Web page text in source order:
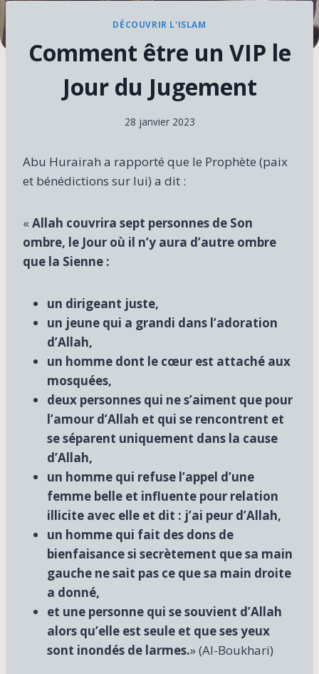
DÉCOUVRIR L'ISLAM
Comment être un VIP le
Jour du Jugement
28 janvier 2023
Abu Hurairah a rapporté que le Prophète (paix
et bénédictions sur lui) a dit :
« Allah couvrira sept personnes de Son
ombre, le Jour où il n’y aura d’autre ombre
que la Sienne :
un dirigeant juste,
un jeune qui a grandi dans l’adoration
d’Allah,
un homme dont le cœur est attaché aux
mosquées,
deux personnes qui ne s’aiment que pour
l’amour d’Allah et qui se rencontrent et
se séparent uniquement dans la cause
d’Allah,
un homme qui refuse l’appel d’une
femme belle et influente pour relation
illicite avec elle et dit : j’ai peur d’Allah,
un homme qui fait des dons de
bienfaisance si secrètement que sa main
gauche ne sait pas ce que sa main droite
a donné,
et une personne qui se souvient d’Allah
alors qu’elle est seule et que ses yeux
sont inondés de larmes.» (Al-Boukhari)